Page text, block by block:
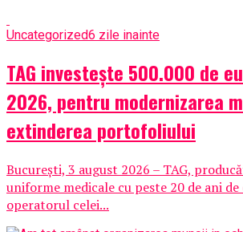
Uncategorized6 zile inainte
TAG investește 500.000 de
2026, pentru modernizarea
extinderea portofoliului
București, 3 august 2026 – TAG,
uniforme medicale cu peste 20 de ani
operatorul celei...